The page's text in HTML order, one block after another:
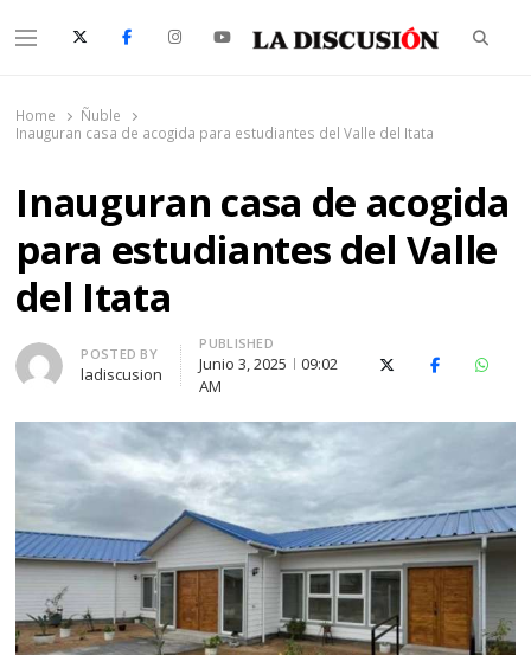
Menu
Home
Ñuble
Inauguran casa de acogida para estudiantes del Valle del Itata
Inauguran casa de acogida
para estudiantes del Valle
del Itata
Author
POSTED BY
ladiscusion
PUBLISHED
Junio 3, 2025
09:02
AM
X (Twitter)Facebook